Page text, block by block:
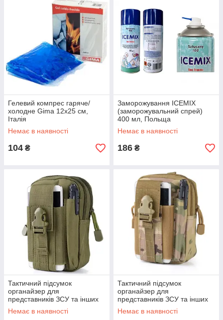
Гелевий компрес гаряче/
холодне Gima 12x25 см,
Італія
Немає в наявності
104 ₴
Заморожування ICEMIX
(заморожувальний спрей)
400 мл, Польща
Немає в наявності
186 ₴
Тактичний підсумок
органайзер для
представників ЗСУ та інших
військових спеціальностей
Немає в наявності
Тактичний підсумок
органайзер для
представників ЗСУ та інших
військових спеціальностей
МУЛЬТИКАМ
Немає в наявності